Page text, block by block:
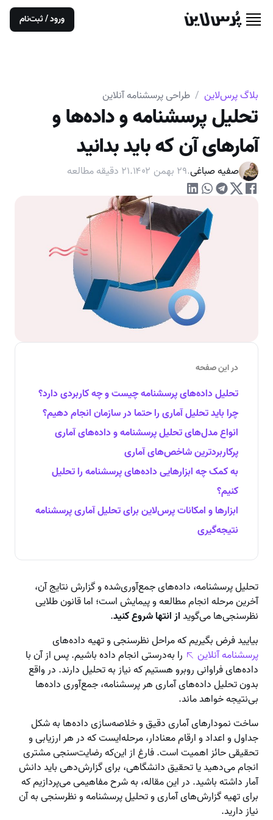
ورود / ثبت‌نام
بلاگ پرس‌لاین / طراحی پرسشنامه آنلاین
تحلیل پرسشنامه و داده‌ها و
آمارهای آن که باید بدانید
صفیه صباغی.۲۹ بهمن ۱۴۰۲ .۲۱ دقیقه مطالعه
در این صفحه
تحلیل داده‌های پرسشنامه چیست و چه کاربردی دارد؟
چرا باید تحلیل آماری را حتما در سازمان انجام دهیم؟
انواع مدل‌های تحلیل پرسشنامه و داده‌های آماری
پرکاربردترین شاخص‌های آماری
به کمک چه ابزارهایی داده‌های پرسشنامه را تحلیل
کنیم؟
ابزارها و امکانات پرس‌لاین برای تحلیل آماری پرسشنامه
نتیجه‌گیری
تحلیل پرسشنامه، داده‌های جمع‌آوری‌شده و گزارش نتایج آن،
آخرین مرحله انجام مطالعه و پیمایش است؛ اما قانون طلایی
نظرسنجی‌ها می‌گویداز انتها شروع کنید.
بیایید فرض بگیریم که مراحل نظرسنجی و تهیه داده‌های
پرسشنامه آنلاین
را به‌درستی انجام داده باشیم. پس از آن با
داده‌های فراوانی روبرو هستیم که نیاز به تحلیل دارند. در واقع
بدون تحلیل داده‌های آماری هر پرسشنامه، جمع‌آوری داده‌ها
بی‌نتیجه خواهد ماند.
ساخت نمودارهای آماری دقیق و خلاصه‌سازی داده‌ها به شکل
جداول و اعداد و ارقام معنادار، مرحله‌ایست که در هر ارزیابی و
تحقیقی حائز اهمیت است. فارغ از این‌که رضایت‌سنجی مشتری
انجام می‌دهید یا تحقیق دانشگاهی، برای گزارش‌دهی باید دانش
آمار داشته باشید. در این مقاله، به شرح مفاهیمی می‌پردازیم که
برای تهیه گزارش‌های آماری و تحلیل پرسشنامه و نظرسنجی‌ به آن
نیاز دارید.